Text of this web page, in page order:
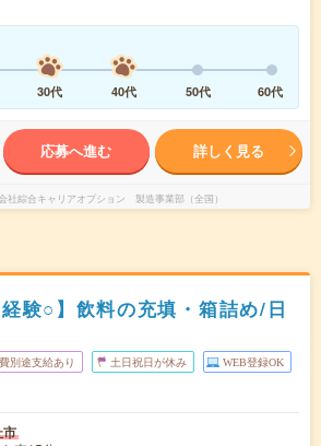
30代 40代 50代 60代
応募へ進む 詳しく見る
社綜合キャリアオプション 製造事業部（全国）
経験○】飲料の充填・箱詰め/日
別途支給あり 土日祝日が休み WEB登録OK
市